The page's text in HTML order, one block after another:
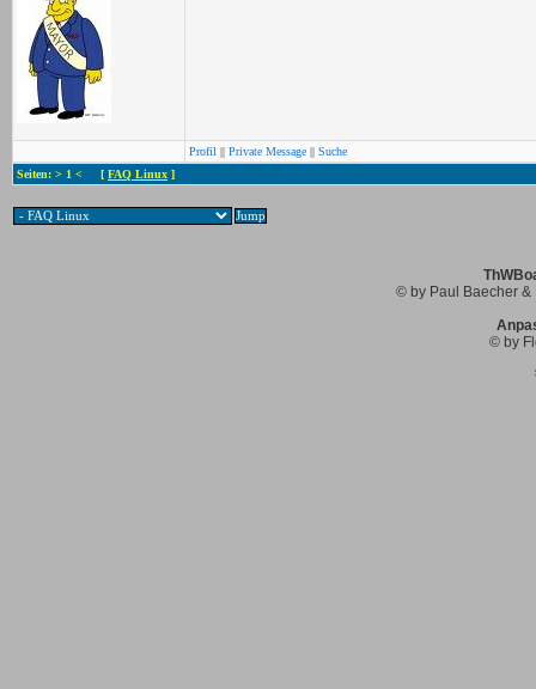
Profil || Private Message || Suche
Seiten: > 1 < [ FAQ Linux ]
© by Paul Baecher &
© by